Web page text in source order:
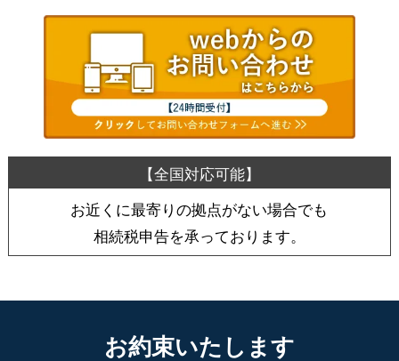
お近くに最寄りの拠点がない場合でも
相続税申告を承っております。
お約束いたします